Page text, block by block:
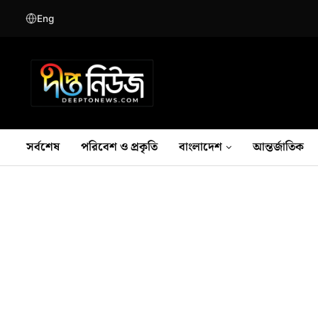
Eng
সর্বশেষ পরিবেশ ও প্রকৃতি বাংলাদেশ আন্তর্জাতিক